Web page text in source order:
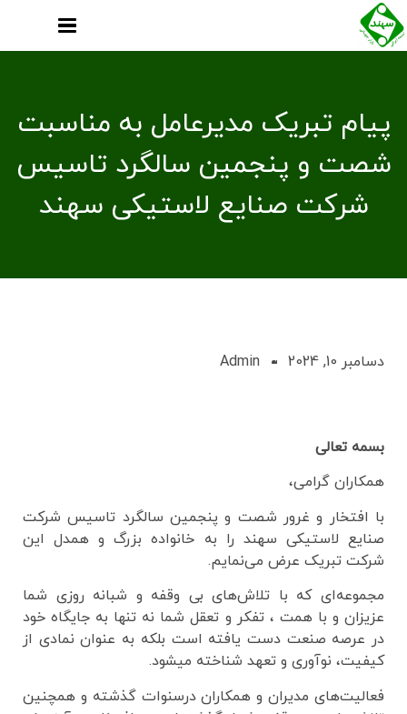
پیام تبریک مدیرعامل به مناسبت
شصت و پنجمین سالگرد تاسیس
شرکت صنایع لاستیکی سهند
دسامبر 10, 2024 Admin
بسمه تعالی
همکاران گرامی،
با افتخار و غرور شصت و پنجمین سالگرد تاسیس شرکت
صنایع لاستیکی سهند را به خانواده بزرگ و همدل این
شرکت تبریک عرض می‌نمایم.
مجموعه‌ای که با تلاش‌های بی وقفه و شبانه روزی شما
عزیزان و با همت ، تفکر و تعقل شما نه تنها به جایگاه خود
در عرصه صنعت دست یافته است بلکه به عنوان نمادی از
کیفیت، نوآوری و تعهد شناخته میشود.
فعالیت‌های مدیران و همکاران درسنوات گذشته و همچنین